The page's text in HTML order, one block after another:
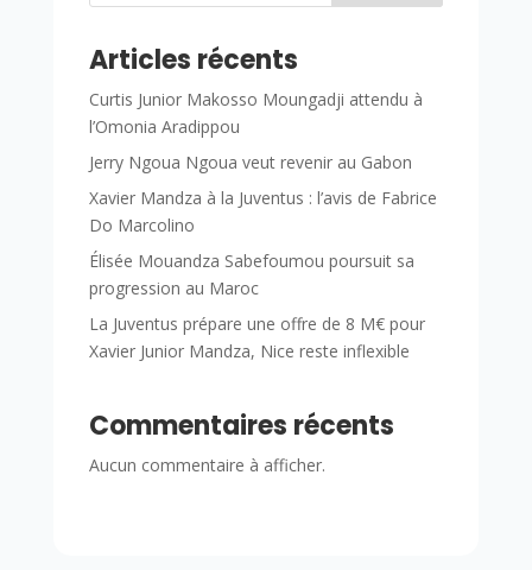
Articles récents
Curtis Junior Makosso Moungadji attendu à
l’Omonia Aradippou
Jerry Ngoua Ngoua veut revenir au Gabon
Xavier Mandza à la Juventus : l’avis de Fabrice
Do Marcolino
Élisée Mouandza Sabefoumou poursuit sa
progression au Maroc
La Juventus prépare une offre de 8 M€ pour
Xavier Junior Mandza, Nice reste inflexible
Commentaires récents
Aucun commentaire à afficher.